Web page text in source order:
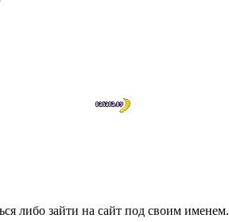
либо зайти на сайт под своим именем.